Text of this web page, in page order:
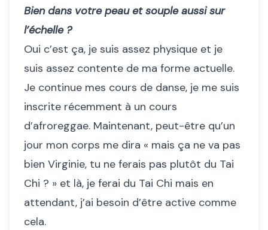
Bien dans votre peau et souple aussi sur
l’échelle ?
Oui c’est ça, je suis assez physique et je
suis assez contente de ma forme actuelle.
Je continue mes cours de danse, je me suis
inscrite récemment à un cours
d’afroreggae. Maintenant, peut-être qu’un
jour mon corps me dira « mais ça ne va pas
bien Virginie, tu ne ferais pas plutôt du Tai
Chi ? » et là, je ferai du Tai Chi mais en
attendant, j’ai besoin d’être active comme
cela.